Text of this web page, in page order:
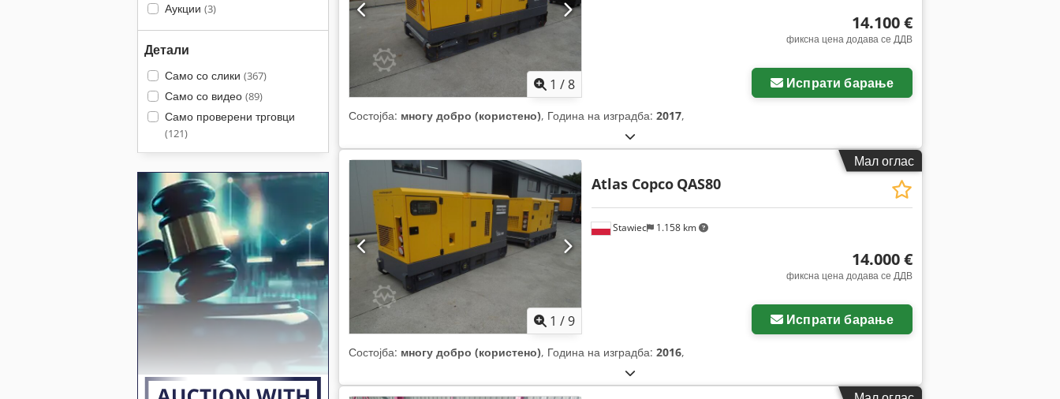
Аукции (3)
Детали
Само со слики (367)
Само со видео (89)
Само проверени трговци
(121)
1 /8
14.100 €
фиксна цена додава се ДДВ
Испрати барање
Состојба: многу добро (користено), Година на изградба: 2017,
Мал оглас
1 /9
Stawiec 1.158 km
Atlas Copco QAS80
14.000 €
фиксна цена додава се ДДВ
Испрати барање
Состојба: многу добро (користено), Година на изградба: 2016,